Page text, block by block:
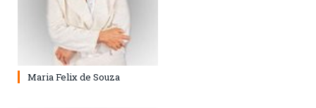
Maria Felix de Souza